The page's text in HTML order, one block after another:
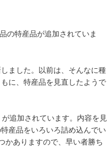
の特産品が追加されていま
ました。以前は、そんなに種
に、特産品を見直したようで
追加されています。内容を見
産品をいろいろ詰め込んでい
かありますので、早い者勝ち